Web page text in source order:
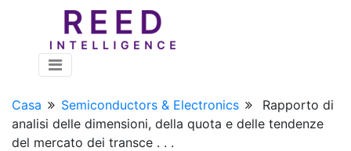
Casa Semiconductors & Electronics
Rapporto di
analisi delle dimensioni, della quota e delle tendenze
del mercato dei transce . . .